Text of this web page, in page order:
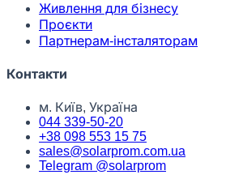
Живлення для бізнесу
Проєкти
Партнерам-інсталяторам
Контакти
м. Київ, Україна
044 339-50-20
+38 098 553 15 75
sales@solarprom.com.ua
Telegram @solarprom